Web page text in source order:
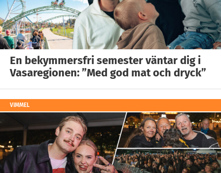
En bekymmersfri semester väntar dig i
Vasaregionen: ”Med god mat och dryck”
VIMMEL